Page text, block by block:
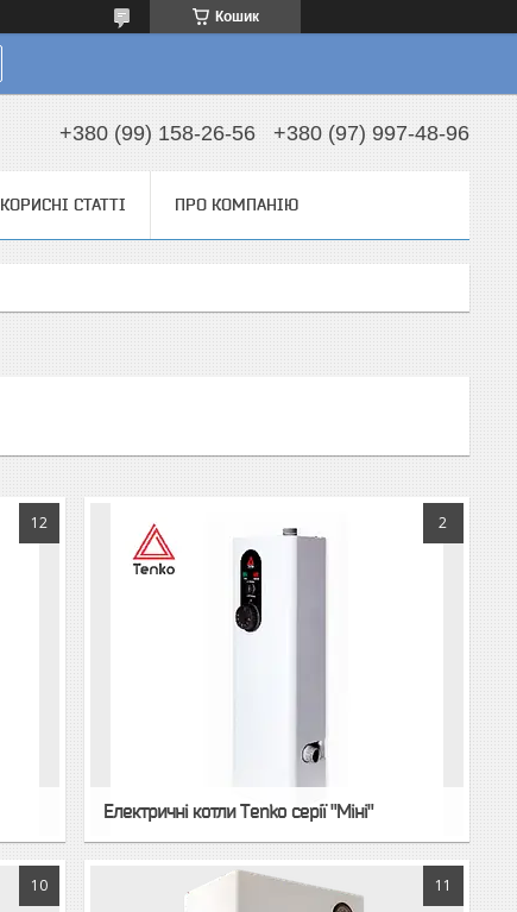
Кошик
+380 (99) 158-26-56 +380 (97) 997-48-96
КОРИСНІ СТАТТІ ПРО КОМПАНІЮ
12 2
Електричні котли Tenko серії "Міні"
10 11